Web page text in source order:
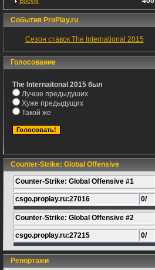
События ProPlay.ru
Сезон ставок The International 2015
Голосование
The Internaitonal 2015 был
Лучше предыдуших
Хуже предыдущих
Такой же
Counter-Strike: Global Offensive
Counter-Strike: Global Offensive #1
csgo.proplay.ru:27016 0/
Counter-Strike: Global Offensive #2
csgo.proplay.ru:27215 0/
Репортажи